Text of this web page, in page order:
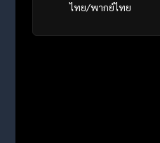
ไทย/พากย์ไทย